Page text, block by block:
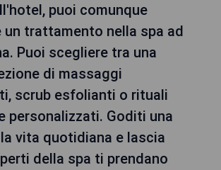
puoi comunque
un trattamento nella spa ad
Puoi scegliere tra una
di massaggi
scrub esfolianti o rituali
personalizzati. Goditi una
vita quotidiana e lascia
della spa ti prendano